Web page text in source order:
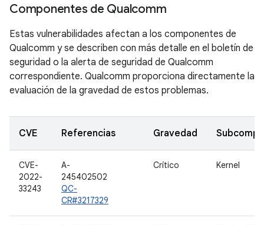
Componentes de Qualcomm
Estas vulnerabilidades afectan a los componentes de
Qualcomm y se describen con más detalle en el boletín de
seguridad o la alerta de seguridad de Qualcomm
correspondiente. Qualcomm proporciona directamente la
evaluación de la gravedad de estos problemas.
CVE Referencias Gravedad
CVE-
2022-
33243
A-
245402502
QC-
CR#3217329
Crítico Kernel